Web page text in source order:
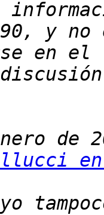
y no
en